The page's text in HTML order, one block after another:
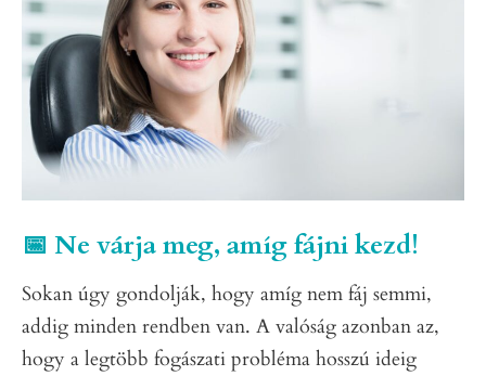
📅 Ne várja meg, amíg fájni kezd!
Sokan úgy gondolják, hogy amíg nem fáj semmi,
addig minden rendben van. A valóság azonban az,
hogy a legtöbb fogászati probléma hosszú ideig